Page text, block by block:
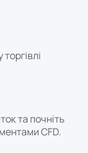
та почніть
CFD.